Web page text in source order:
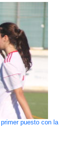
puesto con la